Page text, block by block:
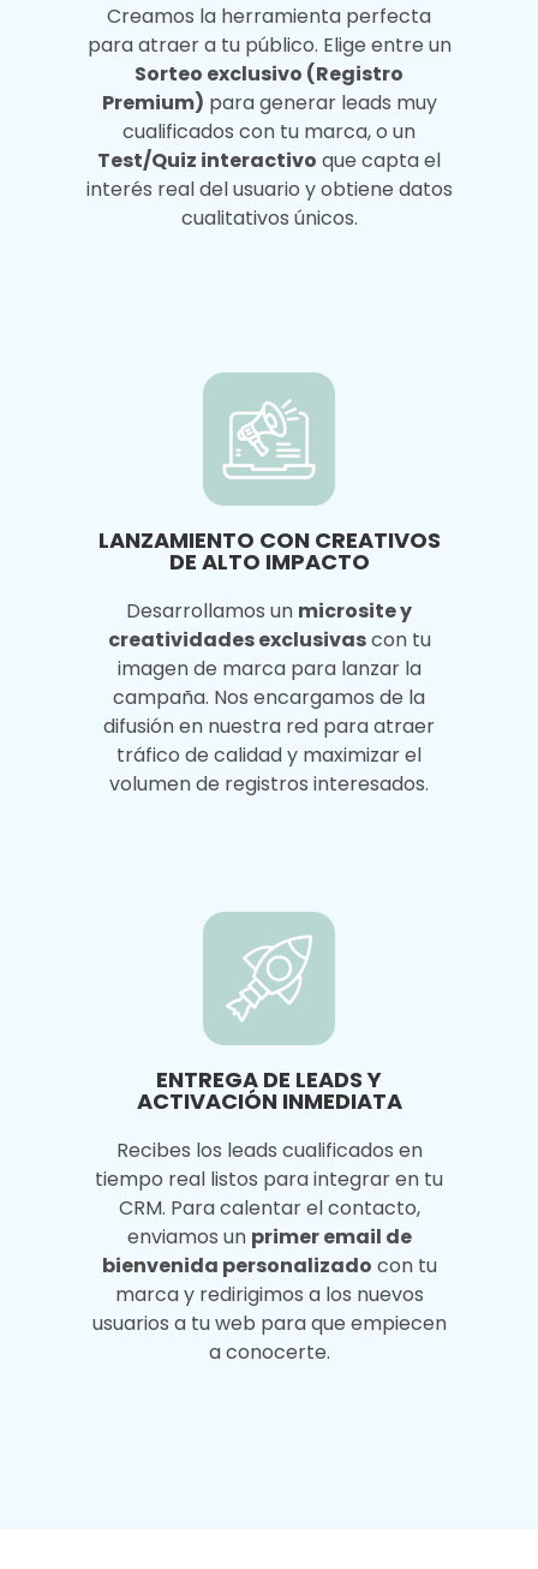
Creamos la herramienta perfecta
para atraer a tu público. Elige entre un
Sorteo exclusivo (Registro
Premium) para generar leads muy
cualificados con tu marca, o un
Test/Quiz interactivo que capta el
interés real del usuario y obtiene datos
cualitativos únicos.
LANZAMIENTO CON CREATIVOS
DE ALTO IMPACTO
Desarrollamos un microsite y
creatividades exclusivascon tu
imagen de marca para lanzar la
campaña. Nos encargamos de la
difusión en nuestra red para atraer
tráfico de calidad y maximizar el
volumen de registros interesados.
ENTREGA DE LEADS Y
ACTIVACIÓN INMEDIATA
Recibes los leads cualificados en
tiempo real listos para integrar en tu
CRM. Para calentar el contacto,
enviamos un primer email de
bienvenida personalizado con tu
marca y redirigimos a los nuevos
usuarios a tu web para que empiecen
a conocerte.